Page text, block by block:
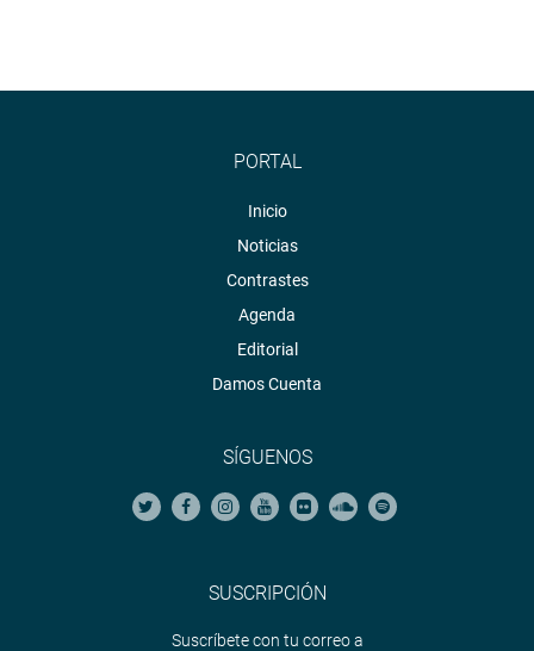
PORTAL
Inicio
Noticias
Contrastes
Agenda
Editorial
Damos Cuenta
SÍGUENOS
SUSCRIPCIÓN
Suscríbete con tu correo a